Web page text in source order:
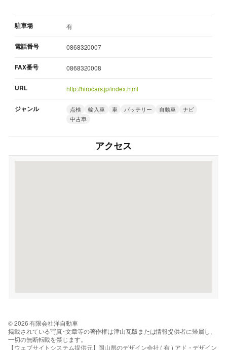
駐車場 有
電話番号 0868320007
FAX番号 0868320008
URL http://hirocars.jp/index.html
ジャンル 点検 輸入車 車 バッテリー 自動車
ナビ
中古車
アクセス
© 2026 有限会社洋自動車
掲載されている写真･文章等の著作権は津山瓦版または情報提供者に帰属し、
一切の無断転載を禁じます。
【ウェブサイトシステム提供元】岡山県のデザイン会社 ( 有 ) アド・デザイン